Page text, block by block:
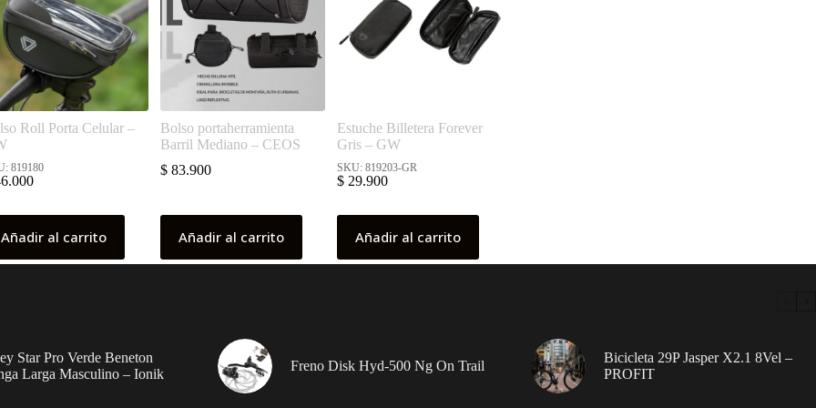
Roll Porta Celular –
819180
Añadir al carrito
Bolso portaherramienta
Barril Mediano – CEOS
$83.900
Añadir al carrito
Estuche Billetera Forever
Gris – GW
SKU: 819203-GR
$ 29.900
Añadir al carrito
Star Pro Verde Beneton
Larga Masculino – Ionik
Freno Disk Hyd-500 Ng On Trail
Bicicleta 29P Jasper X2.1 8Vel –
PROFIT